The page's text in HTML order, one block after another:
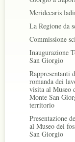
Meridecaris
La Regione da
Commissione
Inaugurazione
San Giorgio
Rappresentanti
romanda dei
visita al Museo
Monte San
territorio
Presentazione
al Museo dei
San Giorgio